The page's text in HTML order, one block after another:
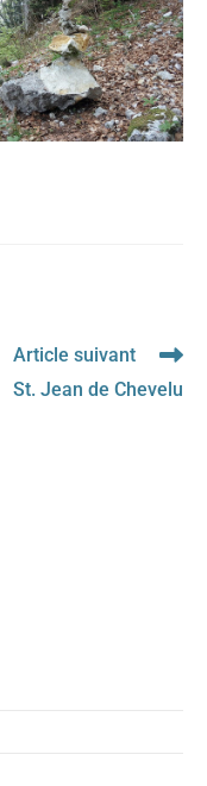
Article suivant
St. Jean de Chevelu